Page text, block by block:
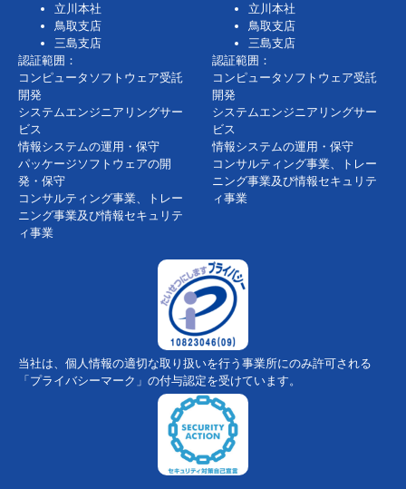
立川本社
鳥取支店
三島支店
認証範囲：
コンピュータソフトウェア受託
開発
システムエンジニアリングサー
ビス
情報システムの運用・保守
パッケージソフトウェアの開
発・保守
コンサルティング事業、トレー
ニング事業及び情報セキュリテ
ィ事業
立川本社
鳥取支店
三島支店
認証範囲：
コンピュータソフトウェア受託
開発
システムエンジニアリングサー
ビス
情報システムの運用・保守
コンサルティング事業、トレー
ニング事業及び情報セキュリテ
ィ事業
当社は、個人情報の適切な取り扱いを行う事業所にのみ許可される
「プライバシーマーク」の付与認定を受けています。